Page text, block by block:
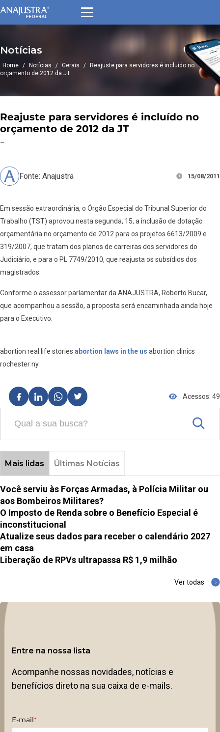
Notícias
Home / Notícias / Gerais /
Reajuste para servidores é incluído no
orçamento de 2012 da JT
Reajuste para servidores é incluído no
orçamento de 2012 da JT
–
Fonte: Anajustra 15/08/2011
Em sessão extraordinária, o Órgão Especial do Tribunal Superior do
Trabalho (TST) aprovou nesta segunda, 15, a inclusão de dotação
orçamentária no orçamento de 2012 para os projetos 6613/2009 e
319/2007, que tratam dos planos de carreiras dos servidores do
Judiciário, e para o PL 7749/2010, que reajusta os subsídios dos
magistrados.
Conforme o assessor parlamentar da ANAJUSTRA, Roberto Bucar,
que acompanhou a sessão, a proposta será encaminhada ainda hoje
para o Executivo.
abortion real life stories abortion laws in the us abortion clinics
rochester ny
Acessos: 49
Mais lidas Últimas Notícias
Você serviu às Forças Armadas, à Polícia Militar ou
aos Bombeiros Militares?
O Imposto de Renda sobre o Benefício Especial é
inconstitucional
Atualize seus dados para receber o calendário 2027
em casa
Liberação de RPVs ultrapassa R$ 1,9 milhão
Ver todas
Entre na nossa lista
Acompanhe nossas novidades, notícias e
benefícios direto na sua caixa de e-mails.
E-mail*